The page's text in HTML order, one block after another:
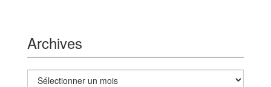
Archives
Archives